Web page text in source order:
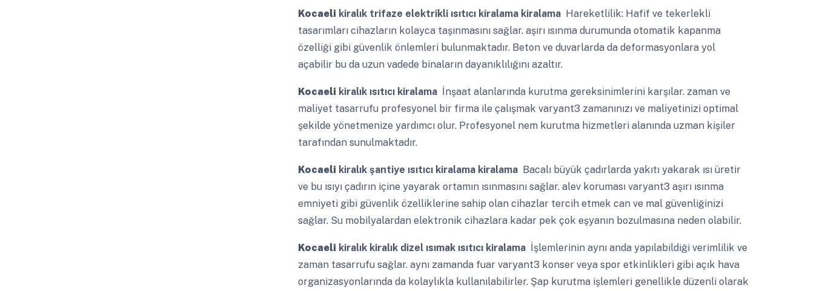
Kocaeli kiralık trifaze elektrikli ısıtıcı kiralama kiralama Hareketlilik: Hafif ve tekerlekli
tasarımları cihazların kolayca taşınmasını sağlar. aşırı ısınma durumunda otomatik kapanma
özelliği gibi güvenlik önlemleri bulunmaktadır. Beton ve duvarlarda da deformasyonlara yol
açabilir bu da uzun vadede binaların dayanıklılığını azaltır.
Kocaeli kiralık ısıtıcı kiralama İnşaat alanlarında kurutma gereksinimlerini karşılar. zaman ve
maliyet tasarrufu profesyonel bir firma ile çalışmak varyant3 zamanınızı ve maliyetinizi optimal
şekilde yönetmenize yardımcı olur. Profesyonel nem kurutma hizmetleri alanında uzman kişiler
tarafından sunulmaktadır.
Kocaeli kiralık şantiye ısıtıcı kiralama kiralama Bacalı büyük çadırlarda yakıtı yakarak ısı üretir
ve bu ısıyı çadırın içine yayarak ortamın ısınmasını sağlar. alev koruması varyant3 aşırı ısınma
emniyeti gibi güvenlik özelliklerine sahip olan cihazlar tercih etmek can ve mal güvenliğinizi
sağlar. Su mobilyalardan elektronik cihazlara kadar pek çok eşyanın bozulmasına neden olabilir.
Kocaeli kiralık kiralık dizel ısımak ısıtıcı kiralama İşlemlerinin aynı anda yapılabildiği verimlilik ve
zaman tasarrufu sağlar. aynı zamanda fuar varyant3 konser veya spor etkinlikleri gibi açık hava
organizasyonlarında da kolaylıkla kullanılabilirler. Şap kurutma işlemleri genellikle düzenli olarak